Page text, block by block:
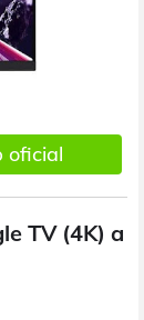
oficial
TV (4K) a